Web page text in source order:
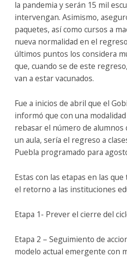
la pandemia y serán 15 mil
intervengan. Asimismo,
paquetes, así como cursos a
nueva normalidad en el
últimos puntos los considera
que, cuando se de este
van a estar vacunados.
Fue a inicios de abril que el
informó que con una
rebasar el número de alumnos
un aula, sería el regreso a
Puebla programado para
Estas con las etapas en las
el retorno a las instituciones
Etapa 1- Prever el cierre del
Etapa 2 – Seguimiento de
modelo actual emergente con